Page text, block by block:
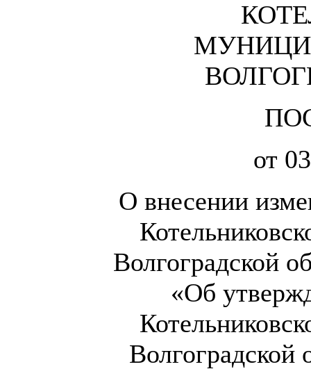
от
О внесении
Волгоградской
«Об
Волгоградской